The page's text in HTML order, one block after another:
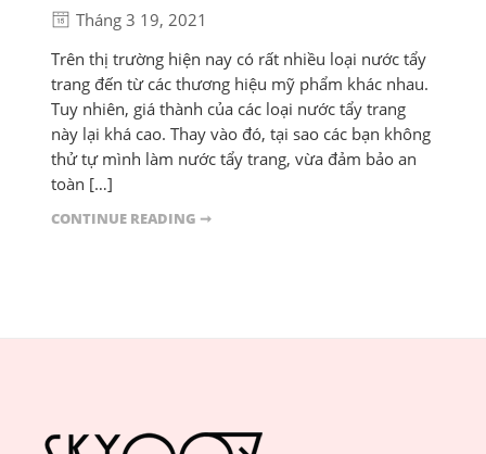
Tháng 3 19, 2021
Trên thị trường hiện nay có rất nhiều loại nước tẩy
trang đến từ các thương hiệu mỹ phẩm khác nhau.
Tuy nhiên, giá thành của các loại nước tẩy trang
này lại khá cao. Thay vào đó, tại sao các bạn không
thử tự mình làm nước tẩy trang, vừa đảm bảo an
toàn […]
CONTINUE READING ➞